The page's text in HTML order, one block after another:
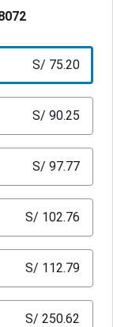
S/ 75.20
S/ 90.25
S/ 97.77
S/ 102.76
S/ 112.79
S/ 250.62